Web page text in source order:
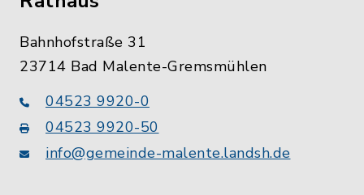
Bahnhofstraße 31
23714 Bad Malente-Gremsmühlen
04523 9920-0
04523 9920-50
info@gemeinde-malente.landsh.de